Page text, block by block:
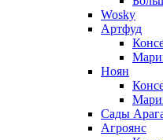
Wosky
Артфуд
Ноян
Сады
Агроянс